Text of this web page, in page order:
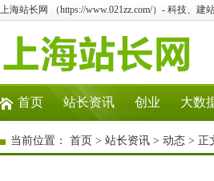
上海站长网 （https://www.021zz.com/）- 科技、
首页 站长资讯 创业 大数
当前位置： 首页 > 站长资讯 > 动态 > 正